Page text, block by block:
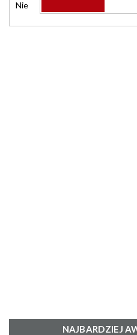
Nie
NAJBARDZIEJ